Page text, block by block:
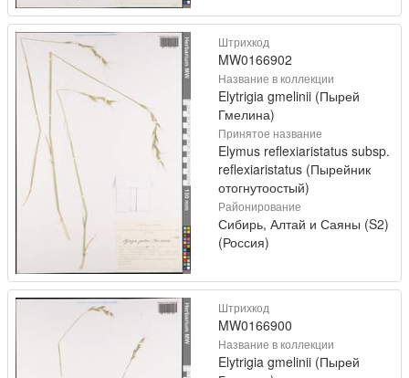
Штрихкод
MW0166902
Название в коллекции
Elytrigia gmelinii (Пырей
Гмелина)
Принятое название
Elymus reflexiaristatus subsp.
reflexiaristatus (Пырейник
отогнутоостый)
Районирование
Сибирь, Алтай и Саяны (S2)
(Россия)
Штрихкод
MW0166900
Название в коллекции
Elytrigia gmelinii (Пырей